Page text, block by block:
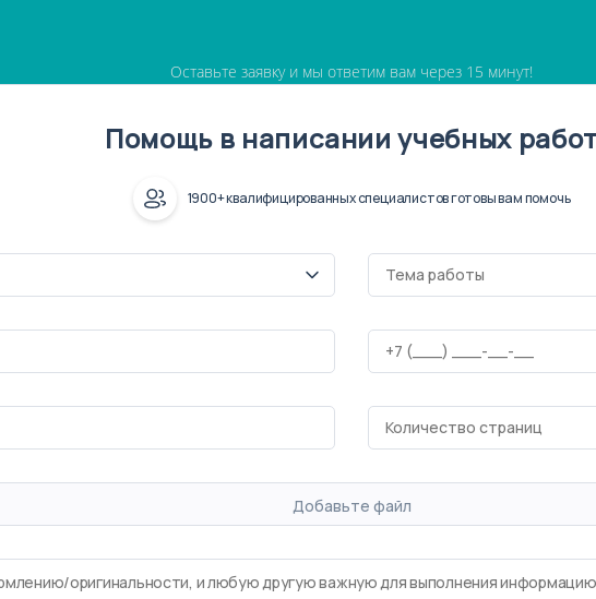
Оставьте заявку и мы ответим вам через 15 минут!
Помощь в написании учебных
1900+ квалифицированных специалистов готовы вам помочь
Добавьте файл